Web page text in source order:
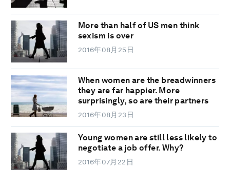
More than half of US men think
sexism is over
2016年08月25日
When women are the breadwinners
they are far happier. More
surprisingly, so are their partners
2016年08月23日
Young women are still less likely to
negotiate a job offer. Why?
2016年07月22日